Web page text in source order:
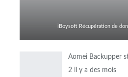
iBoysoft Récupération de
Aomei Backupper
2 il y a des mois